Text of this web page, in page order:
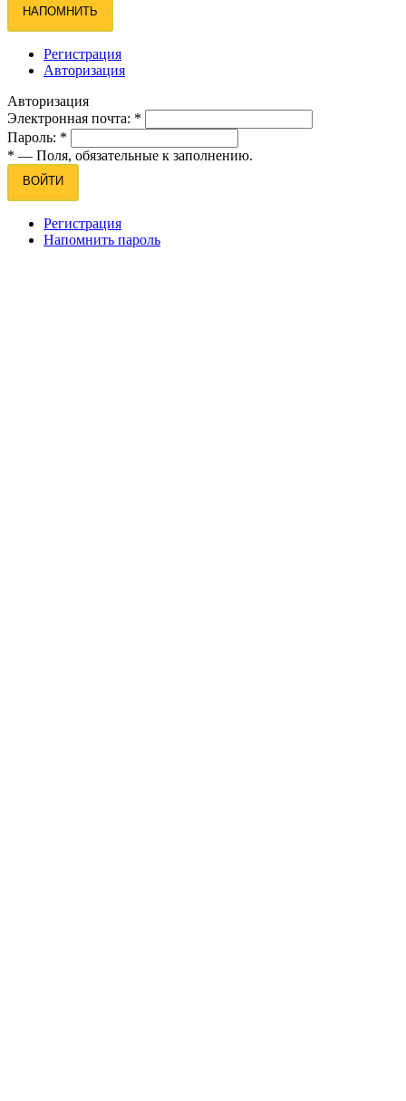
НАПОМНИТЬ
Регистрация
Авторизация
Авторизация
Электронная почта: *
Пароль: *
* — Поля, обязательные к заполнению.
ВОЙТИ
Регистрация
Напомнить пароль